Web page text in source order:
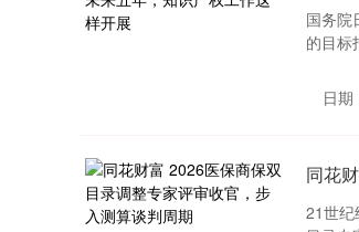
国务院
的目标
日期
同花
21世纪